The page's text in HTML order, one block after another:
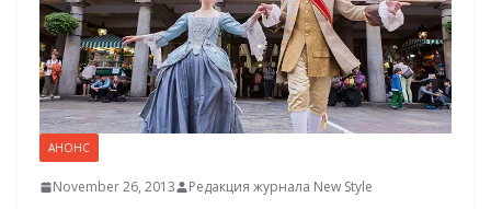
АНОНС
November 26, 2013 Редакция журнала New Style